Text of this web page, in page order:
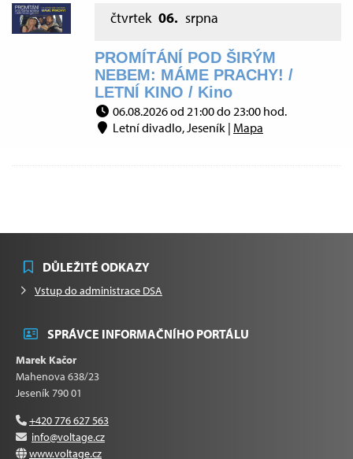
čtvrtek 06. srpna
PROMÍTÁNÍ POD ŠIRÝM
NEBEM: MÁME PRACHY! /
LETNÍ KINO / Kino
06.08.2026 od 21:00 do 23:00 hod.
Letní divadlo, Jeseník | Mapa
DŮLEŽITÉ ODKAZY
Vstup do administrace DSA
SPRÁVCE INFORMAČNÍHO PORTÁLU
Marek Kačor
Mahenova 638/23
Jeseník 790 01
+420 776 627 563
info@voltage.cz
www.voltage.cz